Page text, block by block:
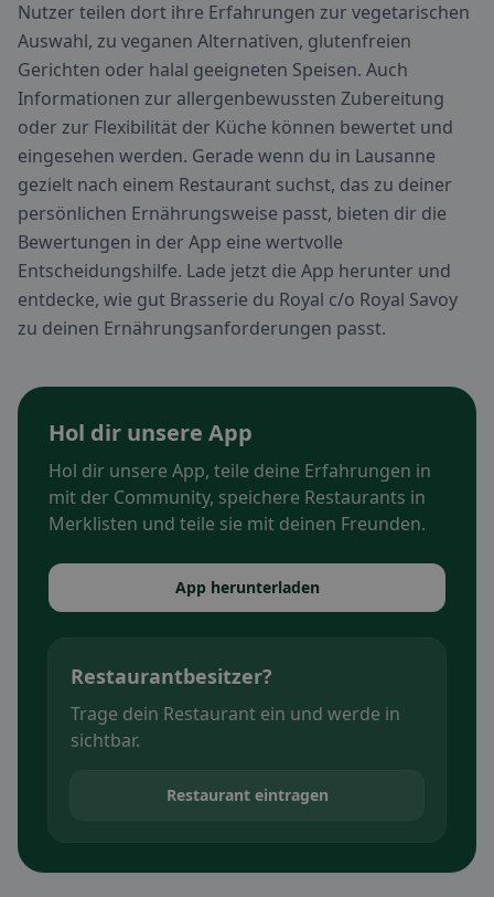
Nutzer teilen dort ihre Erfahrungen zur vegetarischen
Auswahl, zu veganen Alternativen, glutenfreien
Gerichten oder halal geeigneten Speisen. Auch
Informationen zur allergenbewussten Zubereitung
oder zur Flexibilität der Küche können bewertet und
eingesehen werden. Gerade wenn du in Lausanne
gezielt nach einem Restaurant suchst, das zu deiner
persönlichen Ernährungsweise passt, bieten dir die
Bewertungen in der App eine wertvolle
Entscheidungshilfe. Lade jetzt die App herunter und
entdecke, wie gut Brasserie du Royal c/o Royal Savoy
zu deinen Ernährungsanforderungen passt.
Hol dir unsere App
Hol dir unsere App, teile deine Erfahrungen in
mit der Community, speichere Restaurants in
Merklisten und teile sie mit deinen Freunden.
App herunterladen
Restaurantbesitzer?
Trage dein Restaurant ein und werde in
sichtbar.
Restaurant eintragen